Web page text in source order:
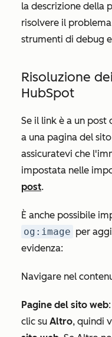
la descrizione della
risolvere il
strumenti di debug
Risoluzione
HubSpot
Se il link è a un
a una pagina del
assicuratevi che
impostata nelle
post.
È anche possibile
og:image per
evidenza:
Navigare nel
Pagine del sito web
clic su Altro, quindi